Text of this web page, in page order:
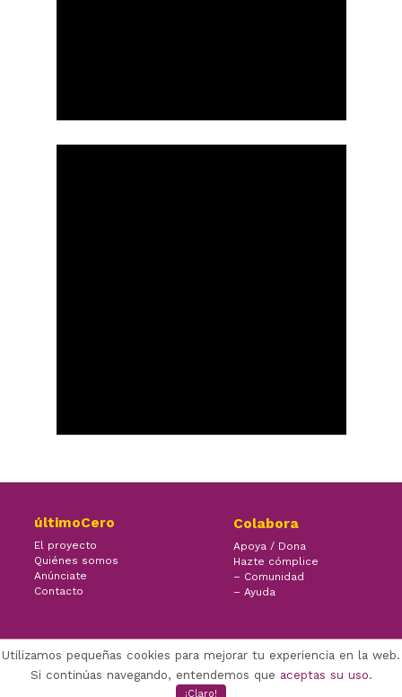
últimoCero
El proyecto
Quiénes somos
Anúnciate
Contacto
Colabora
Apoya / Dona
Hazte cómplice
– Comunidad
– Ayuda
Facebook Twitter Youtube
(CC) ÚLTIMOCERO | 2018
Utilizamos pequeñas cookies para mejorar tu experiencia en la web.
Si continúas navegando, entendemos que aceptas su uso.
¡Claro!